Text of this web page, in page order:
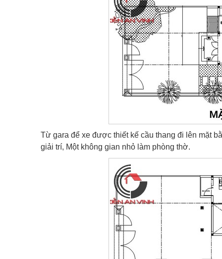
Từ gara để xe được thiết kế cầu thang đi lên mặt
giải trí, Một không gian nhỏ làm phòng thờ.